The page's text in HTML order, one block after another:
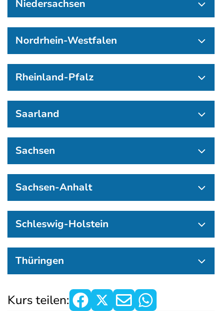
Niedersachsen
Nordrhein-Westfalen
Rheinland-Pfalz
Saarland
Sachsen
Sachsen-Anhalt
Schleswig-Holstein
Thüringen
Kurs teilen: